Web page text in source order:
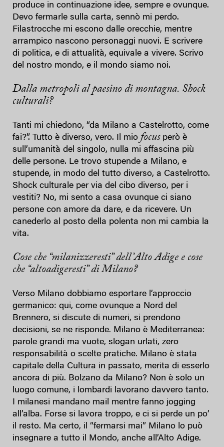
produce in continuazione idee, sempre e ovunque.
Devo fermarle sulla carta, sennò mi perdo.
Filastrocche mi escono dalle orecchie, mentre
arrampico nascono personaggi nuovi. E scrivere
di politica, e di attualità, equivale a vivere. Scrivo
del nostro mondo, e il mondo siamo noi.
Dalla metropoli al paesino di montagna. Shock
culturali?
Tanti mi chiedono, “da Milano a Castelrotto, come
fai?”. Tutto è diverso, vero. Il mio focusperò è
sull’umanità del singolo, nulla mi affascina più
delle persone. Le trovo stupende a Milano, e
stupende, in modo del tutto diverso, a Castelrotto.
Shock culturale per via del cibo diverso, per i
vestiti? No, mi sento a casa ovunque ci siano
persone con amore da dare, e da ricevere. Un
canederlo al posto della polenta non mi cambia la
vita.
Cose che “milanizzeresti” dell’Alto Adige e cose
che “altoadigeresti” di Milano?
Verso Milano dobbiamo esportare l’approccio
germanico: qui, come ovunque a Nord del
Brennero, si discute di numeri, si prendono
decisioni, se ne risponde. Milano è Mediterranea:
parole grandi ma vuote, slogan urlati, zero
responsabilità o scelte pratiche. Milano è stata
capitale della Cultura in passato, merita di esserlo
ancora di più. Bolzano da Milano? Non è solo un
luogo comune, i lombardi lavorano davvero tanto.
I milanesi mandano mail mentre fanno jogging
all’alba. Forse si lavora troppo, e ci si perde un po’
il resto. Ma certo, il “fermarsi mai” Milano lo può
insegnare a tutto il Mondo, anche all’Alto Adige.